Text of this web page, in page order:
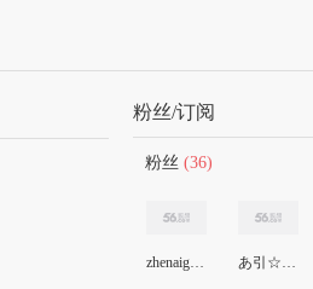
粉丝/订阅
粉丝 (36)
zhenaiguohoude あ引☆诱‰